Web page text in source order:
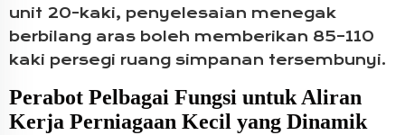
unit 20-kaki, penyelesaian menegak
berbilang aras boleh memberikan 85–110
kaki persegi ruang simpanan tersembunyi.
Perabot Pelbagai Fungsi untuk Aliran
Kerja Perniagaan Kecil yang Dinamik